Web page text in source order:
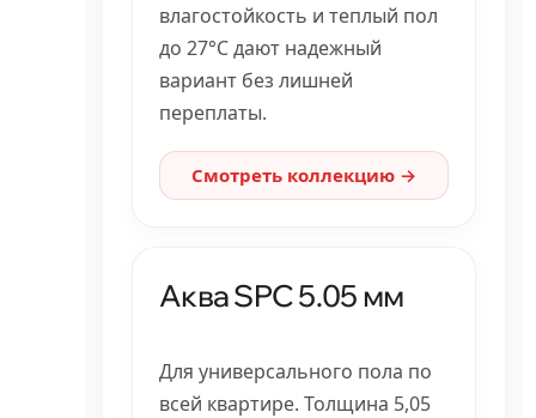
влагостойкость и теплый пол
до 27°C дают надежный
вариант без лишней
переплаты.
Смотреть коллекцию →
Аква SPC 5.05 мм
Для универсального пола по
всей квартире. Толщина 5,05